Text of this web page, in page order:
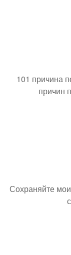
101 причина
причин
Сохраняйте